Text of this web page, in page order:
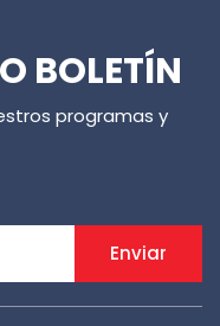
BOLETÍN
programas y
Enviar